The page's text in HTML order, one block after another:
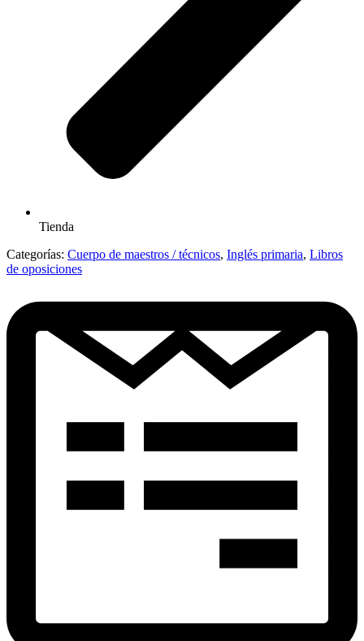
Tienda
Categorías: Cuerpo de maestros / técnicos, Inglés primaria, Libros
de oposiciones